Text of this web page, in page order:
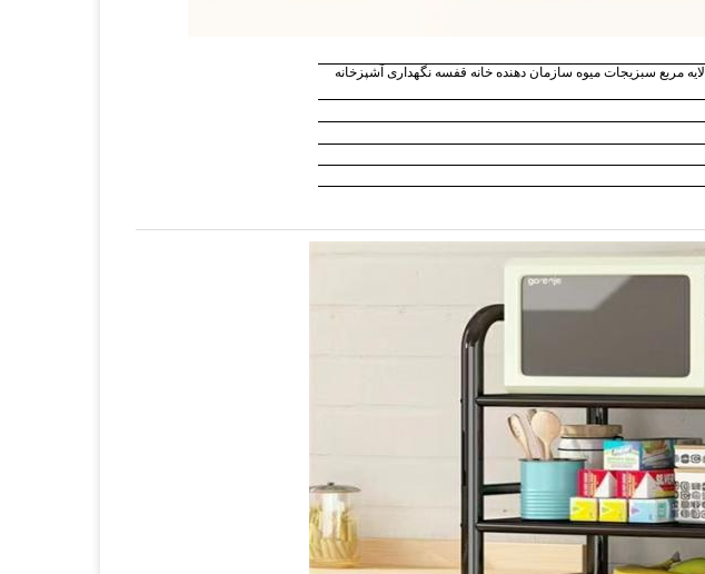
قفسه چرخش چند وظیفایی 3/4/5 لایه مربع سبزیجات میوه سازمان دهنده خانه قفسه نگهداری آشپزخانه